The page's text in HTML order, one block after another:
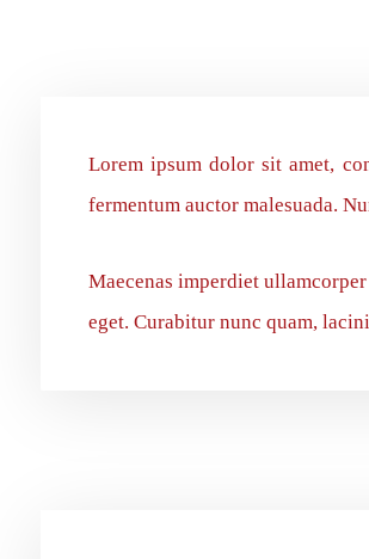
Lorem ipsum dolor sit amet,
fermentum auctor malesuada.
Maecenas imperdiet
eget. Curabitur nunc quam,